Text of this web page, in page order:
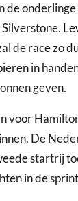
de race zo
in
geven.
voor
De
startrij
in de